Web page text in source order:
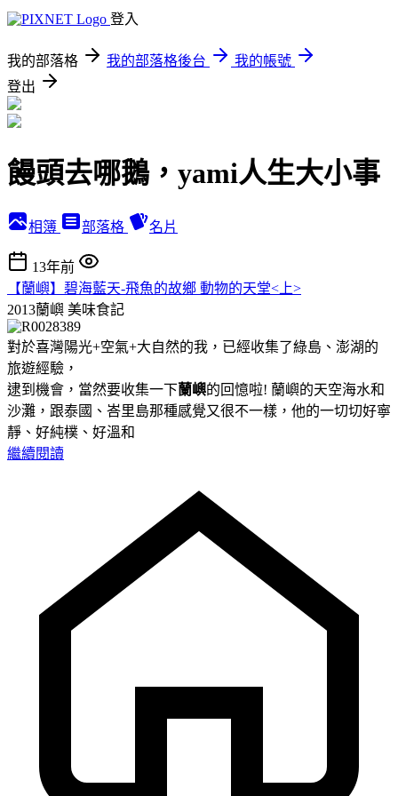
登入
我的部落格 我的部落格後台
我的帳號
登出
饅頭去哪鵝，yami人生大小事
相簿 部落格 名片
13年前
【蘭嶼】碧海藍天-飛魚的故鄉 動物的天堂<上>
2013蘭嶼 美味食記
對於喜灣陽光+空氣+大自然的我，已經收集了綠島、澎湖的
旅遊經驗，
逮到機會，當然要收集一下蘭嶼的回憶啦! 蘭嶼的天空海水和
沙灘，跟泰國、峇里島那種感覺又很不一樣，他的一切切好寧
靜、好純樸、好溫和
繼續閱讀